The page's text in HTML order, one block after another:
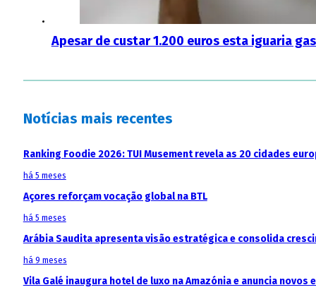
Apesar de custar 1.200 euros esta iguaria
Notícias mais recentes
Ranking Foodie 2026: TUI Musement revela as 20 cidades
há 5 meses
Açores reforçam vocação global na BTL
há 5 meses
Arábia Saudita apresenta visão estratégica e consolida
há 9 meses
Vila Galé inaugura hotel de luxo na Amazónia e anuncia